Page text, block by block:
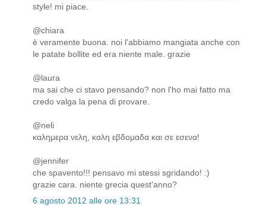
style! mi piace.
@chiara
è veramente buona. noi l'abbiamo mangiata anche con
le patate bollite ed era niente male. grazie
@laura
ma sai che ci stavo pensando? non l'ho mai fatto ma
credo valga la pena di provare.
@neli
καλημερα νελη, καλη εβδομαδα και σε εσενα!
@jennifer
che spavento!!! pensavo mi stessi sgridando! :)
grazie cara. niente grecia quest'anno?
6 agosto 2012 alle ore 13:31